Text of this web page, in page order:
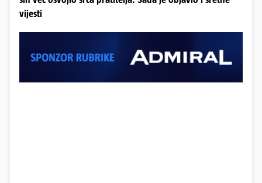
vijesti